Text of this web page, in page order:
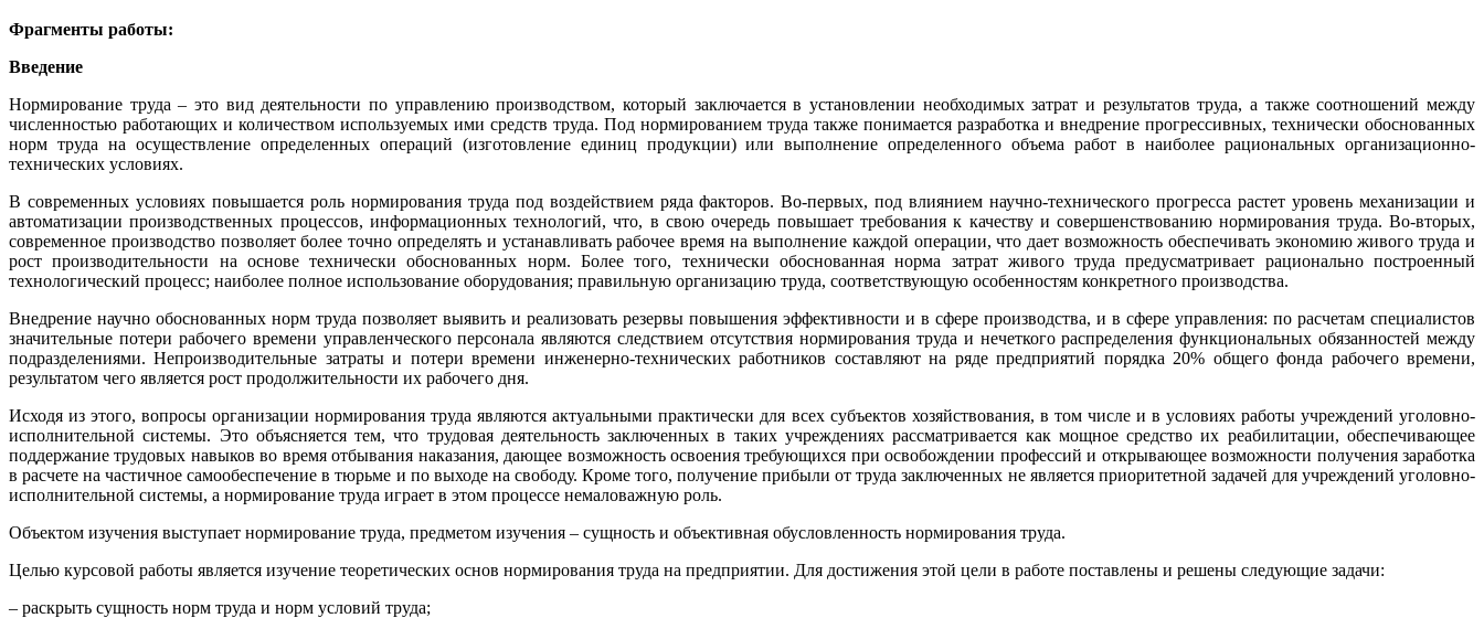
Фрагменты работы:
Введение
Нормирование труда – это вид деятельности по управлению производством, который заключается в установлении необходимых затрат и результатов труда, а также соотношений между
численностью работающих и количеством используемых ими средств труда. Под нормированием труда также понимается разработка и внедрение прогрессивных, технически обоснованных
норм труда на осуществление определенных операций (изготовление единиц продукции) или выполнение определенного объема работ в наиболее рациональных организационно-
технических условиях.
В современных условиях повышается роль нормирования труда под воздействием ряда факторов. Во-первых, под влиянием научно-технического прогресса растет уровень механизации и
автоматизации производственных процессов, информационных технологий, что, в свою очередь повышает требования к качеству и совершенствованию нормирования труда. Во-вторых,
современное производство позволяет более точно определять и устанавливать рабочее время на выполнение каждой операции, что дает возможность обеспечивать экономию живого труда и
рост производительности на основе технически обоснованных норм. Более того, технически обоснованная норма затрат живого труда предусматривает рационально построенный
технологический процесс; наиболее полное использование оборудования; правильную организацию труда, соответствующую особенностям конкретного производства.
Внедрение научно обоснованных норм труда позволяет выявить и реализовать резервы повышения эффективности и в сфере производства, и в сфере управления: по расчетам специалистов
значительные потери рабочего времени управленческого персонала являются следствием отсутствия нормирования труда и нечеткого распределения функциональных обязанностей между
подразделениями. Непроизводительные затраты и потери времени инженерно-технических работников составляют на ряде предприятий порядка 20% общего фонда рабочего времени,
результатом чего является рост продолжительности их рабочего дня.
Исходя из этого, вопросы организации нормирования труда являются актуальными практически для всех субъектов хозяйствования, в том числе и в условиях работы учреждений уголовно-
исполнительной системы. Это объясняется тем, что трудовая деятельность заключенных в таких учреждениях рассматривается как мощное средство их реабилитации, обеспечивающее
поддержание трудовых навыков во время отбывания наказания, дающее возможность освоения требующихся при освобождении профессий и открывающее возможности получения заработка
в расчете на частичное самообеспечение в тюрьме и по выходе на свободу. Кроме того, получение прибыли от труда заключенных не является приоритетной задачей для учреждений уголовно-
исполнительной системы, а нормирование труда играет в этом процессе немаловажную роль.
Объектом изучения выступает нормирование труда, предметом изучения – сущность и объективная обусловленность нормирования труда.
Целью курсовой работы является изучение теоретических основ нормирования труда на предприятии. Для достижения этой цели в работе поставлены и решены следующие задачи:
– раскрыть сущность норм труда и норм условий труда;